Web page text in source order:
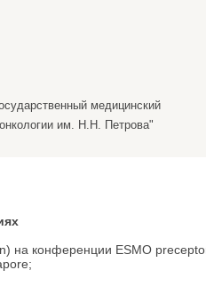
медицинский
им. Н.Н. Петрова"
на конференции ESMO